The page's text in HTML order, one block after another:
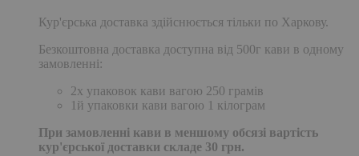
Кур'єрська доставка здійснюється тільки по Харкову.
Безкоштовна доставка доступна від 500г кави в одному
замовленні:
2х упаковок кави вагою 250 грамів
1й упаковки кави вагою 1 кілограм
При замовленні кави в меншому обсязі вартість
кур'єрської доставки складе 30 грн.